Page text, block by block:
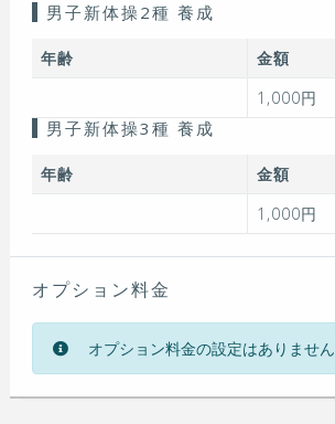
男子新体操2種 養成
年齢
金額
1,000円
男子新体操3種 養成
年齢
金額
1,000円
オプション料金
オプション料金の設定はありません